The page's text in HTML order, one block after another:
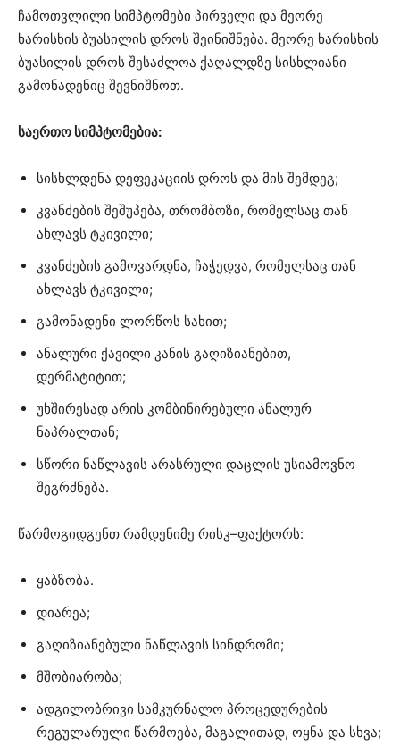
ჩამოთვლილი სიმპტომები პირველი და მეორე
ხარისხის ბუასილის დროს შეინიშნება. მეორე ხარისხის
ბუასილის დროს შესაძლოა ქაღალდზე სისხლიანი
გამონადენიც შევნიშნოთ.
საერთო სიმპტომებია:
სისხლდენა დეფეკაციის დროს და მის შემდეგ;
კვანძების შეშუპება, თრომბოზი, რომელსაც თან
ახლავს ტკივილი;
კვანძების გამოვარდნა, ჩაჭედვა, რომელსაც თან
ახლავს ტკივილი;
გამონადენი ლორწოს სახით;
ანალური ქავილი კანის გაღიზიანებით,
დერმატიტით;
უხშირესად არის კომბინირებული ანალურ
ნაპრალთან;
სწორი ნაწლავის არასრული დაცლის უსიამოვნო
შეგრძნება.
წარმოგიდგენთ რამდენიმე რისკ–ფაქტორს:
ყაბზობა.
დიარეა;
გაღიზიანებული ნაწლავის სინდრომი;
მშობიარობა;
ადგილობრივი სამკურნალო პროცედურების
რეგულარული წარმოება, მაგალითად, ოყნა და სხვა;